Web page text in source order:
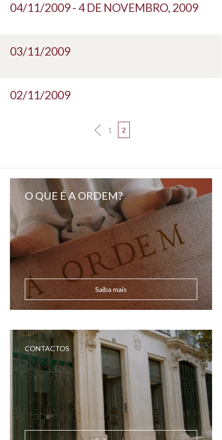
04/11/2009 - 4 DE NOVEMBRO, 2009
03/11/2009
02/11/2009
1 2
O QUE É A ORDEM?
Saiba mais
CONTACTOS